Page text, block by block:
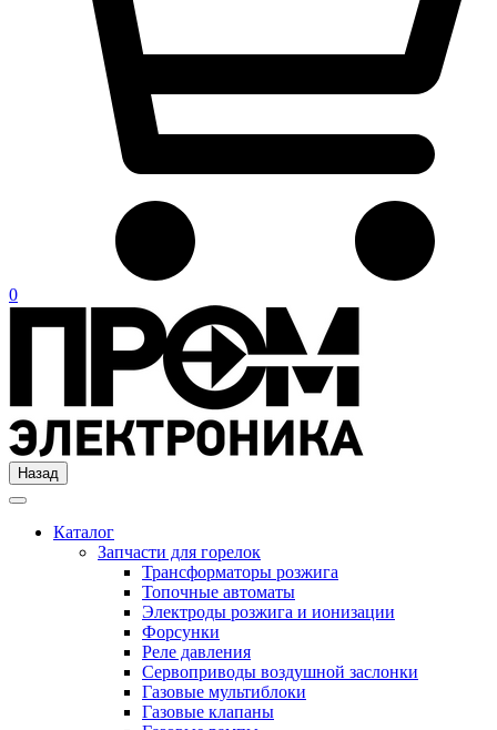
0
Назад
Каталог
Запчасти для горелок
Трансформаторы розжига
Топочные автоматы
Электроды розжига и ионизации
Форсунки
Реле давления
Сервоприводы воздушной заслонки
Газовые мультиблоки
Газовые клапаны